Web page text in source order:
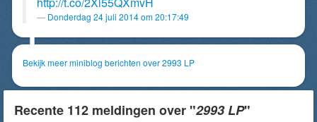
Donderdag 24 juli 2014 om 20:17:49
Bekijk meer miniblog berichten over 2993 LP
Recente 112 meldingen over "2993 LP"